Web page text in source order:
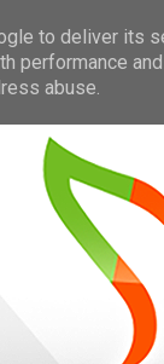
to deliver its
performance
abuse.